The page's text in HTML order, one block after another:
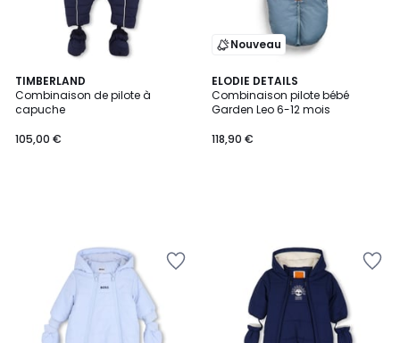
TIMBERLAND
Combinaison de pilote à
capuche
105,00 €
Nouveau
ELODIE DETAILS
Combinaison pilote bébé
Garden Leo 6-12 mois
118,90 €